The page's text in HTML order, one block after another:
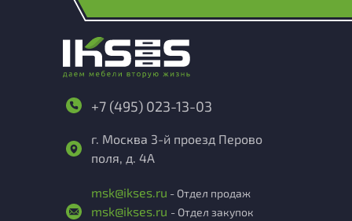
+7 (495) 023-13-03
г. Москва 3-й проезд Перово
поля, д. 4А
msk@ikses.ru - Отдел продаж
msk@ikses.ru - Отдел закупок